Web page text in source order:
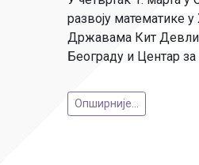
развоју математике
Државама Кит
Београду и Центар
Опширније...